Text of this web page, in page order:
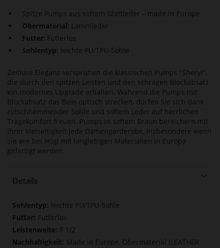
Spitze Pumps aus softem Glattleder – made in Europe
Obermaterial: Lammleder
Futter: Futterlos
Sohlentyp: leichte PU/TPU-Sohle
Zeitlose Eleganz versprühen die klassischen Pumps "Sheryl",
die durch den spitzen Leisten und den schrägen Blockabsatz
ein modernes Upgrade erhalten. Während die Pumps mit
Blockabsatz das Bein optisch strecken, dürfen Sie sich dank
rutschhemmender Sohle und softem Leder auf herrlichen
Tragekomfort freuen. Pumps in softem Braun bereichern mit
ihrer Vielseitigkeit jede Damengarderobe, insbesondere wenn
sie wie bei Högl mit langlebigen Materialien in Europa
gefertigt werden.
Details
Mehr
Informationen
leichte PU/TPU-Sohle
Futterlos
F 1/2
Made in Europe, Obermaterial (LEATHER